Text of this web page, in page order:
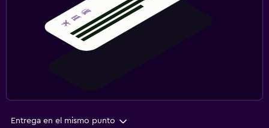
Entrega en el mismo punto